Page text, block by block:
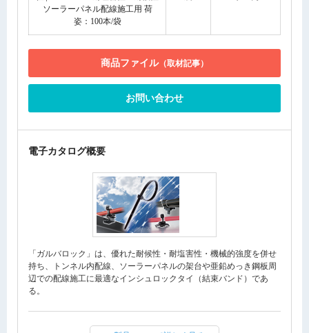
ソーラーパネル配線施工用 荷
姿：100本/袋
商品ファイル（取材記事）
お問い合わせ
電子カタログ概要
「ガルバロック」は、優れた耐候性・耐塩害性・機械的強度を併せ
持ち、トンネル内配線、ソーラーパネルの架台や亜鉛めっき鋼板周
辺での配線施工に最適なインシュロックタイ（結束バンド）であ
る。